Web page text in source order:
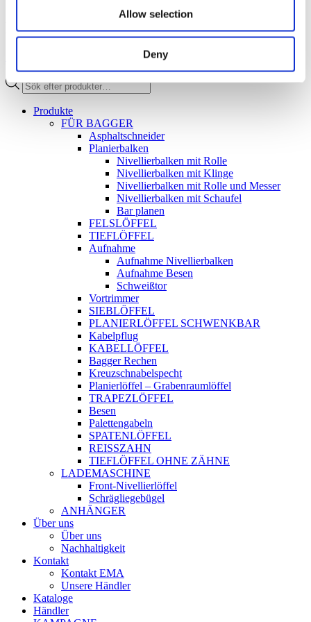
Allow selection
Deny
FOLGEN SIE UNS
Youtube
Products
search
Produkte
FÜR BAGGER
Asphaltschneider
Planierbalken
Nivellierbalken mit Rolle
Nivellierbalken mit Klinge
Nivellierbalken mit Rolle und Messer
Nivellierbalken mit Schaufel
Bar planen
FELSLÖFFEL
TIEFLÖFFEL
Aufnahme
Aufnahme Nivellierbalken
Aufnahme Besen
Schweißtor
Vortrimmer
SIEBLÖFFEL
PLANIERLÖFFEL SCHWENKBAR
Kabelpflug
KABELLÖFFEL
Bagger Rechen
Kreuzschnabelspecht
Planierlöffel – Grabenraumlöffel
TRAPEZLÖFFEL
Besen
Palettengabeln
SPATENLÖFFEL
REISSZAHN
TIEFLÖFFEL OHNE ZÄHNE
LADEMASCHINE
Front-Nivellierlöffel
Schrägliegebügel
ANHÄNGER
Über uns
Über uns
Nachhaltigkeit
Kontakt
Kontakt EMA
Unsere Händler
Kataloge
Händler